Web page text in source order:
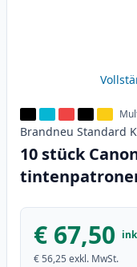
Brandneu Standard
10 stück
€ 67,50
€ 56,25 exkl. MwSt.